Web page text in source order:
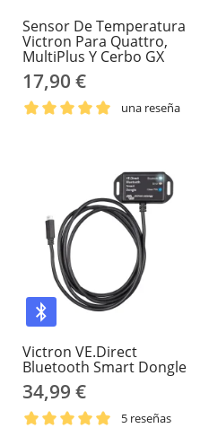
Sensor De Temperatura
Victron Para Quattro,
MultiPlus Y Cerbo GX
17,90 €
una reseña
Victron VE.Direct
Bluetooth Smart Dongle
34,99 €
5 reseñas